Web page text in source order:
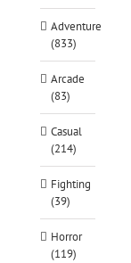
Adventure
(833)
Arcade
(83)
Casual
(214)
Fighting
(39)
Horror
(119)